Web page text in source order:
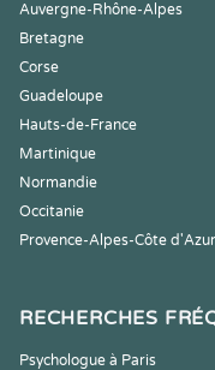
Auvergne-Rhône-Alpes
Bretagne
Corse
Guadeloupe
Hauts-de-France
Martinique
Normandie
Occitanie
Provence-Alpes-Côte d'Azur
RECHERCHES
Psychologue à Paris